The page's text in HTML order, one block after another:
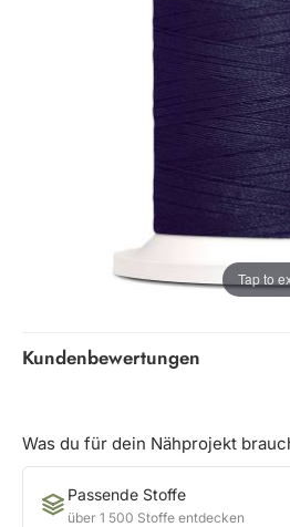
Tap to
Kundenbewertungen
Was du für dein Nähprojekt
Passende Stoffe
über 1 500 Stoffe entdecken